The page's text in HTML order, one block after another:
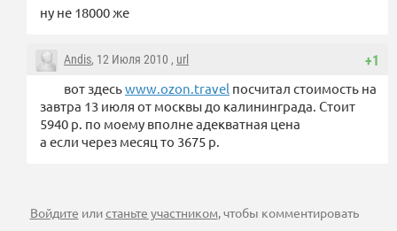
ну не 18000 же
+1
Andis, 12 Июля 2010 , url
вот здесьwww.ozon.travel посчитал стоимость на
завтра 13 июля от москвы до калининграда. Стоит
5940 р. по моему вполне адекватная цена
а если через месяц то 3675 р.
Войдите илистаньте участником, чтобы комментировать